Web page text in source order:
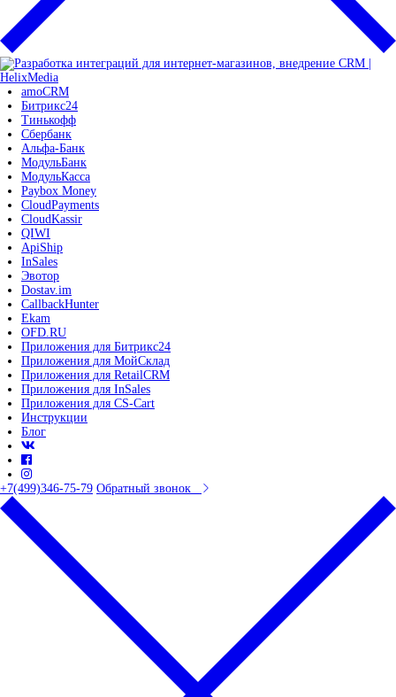
amoCRM
Битрикс24
Тинькофф
Сбербанк
Альфа-Банк
МодульБанк
МодульКасса
Paybox Money
CloudPayments
CloudKassir
QIWI
ApiShip
InSales
Эвотор
Dostav.im
CallbackHunter
Ekam
OFD.RU
Приложения для Битрикс24
Приложения для МойСклад
Приложения для RetailCRM
Приложения для InSales
Приложения для CS-Cart
Инструкции
Блог
+7(499)346-75-79 Обратный звонок